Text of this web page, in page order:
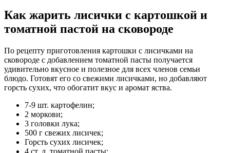
Как жарить лисички с картошкой и
томатной пастой на сковороде
По рецепту приготовления картошки с лисичками на
сковороде с добавлением томатной пасты получается
удивительно вкусное и полезное для всех членов семьи
блюдо. Готовят его со свежими лисичками, но добавляют
горсть сухих, что обогатит вкус и аромат яства.
7-9 шт. картофелин;
2 моркови;
3 головки лука;
500 г свежих лисичек;
Горсть сухих лисичек;